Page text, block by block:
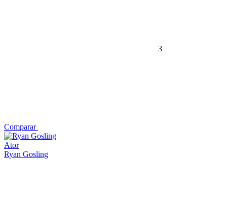
3
Comparar
Ator
Ryan Gosling